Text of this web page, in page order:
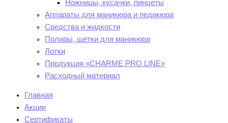
Ножницы, кусачки, пинцеты
Аппараты для маникюра и педикюра
Средства и жидкости
Полиры, щетки для маникюра
Лотки
Продукция «CHARME PRO LINE»
Расходный материал
Главная
Акции
Сертификаты